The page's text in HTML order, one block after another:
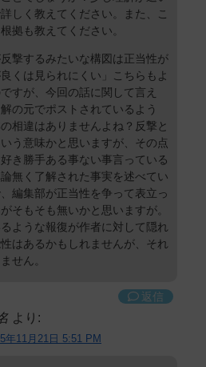
しく教えてください。また、こ
拠も教えてください。
反撃するみたいな構図は正当性が
くは見られにくい」こちらもよ
すが、今回の話に関して言え
の元でポストされているよう
相違はありませんよね？反撃と
う意味かと思いますが、その点
き勝手ある事ない事言っている
無く了解された事実を述べてい
編集部が正当性を争って表立っ
そもそも無いかと思いますが。
ような報復が作者に対して隠れ
はあるかもしれませんが、それ
せん。
返信
より:
年11月21日 5:51 PM